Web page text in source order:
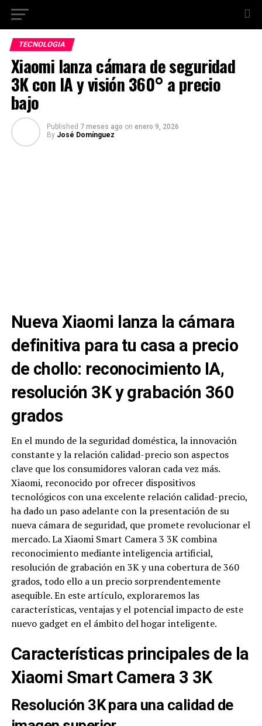
TECNOLOGIA
Xiaomi lanza cámara de seguridad
3K con IA y visión 360° a precio
bajo
Published 7 meses ago on enero 9, 2026
By José Domínguez
Nueva Xiaomi lanza la cámara
definitiva para tu casa a precio
de chollo: reconocimiento IA,
resolución 3K y grabación 360
grados
En el mundo de la seguridad doméstica, la innovación
constante y la relación calidad-precio son aspectos
clave que los consumidores valoran cada vez más.
Xiaomi, reconocido por ofrecer dispositivos
tecnológicos con una excelente relación calidad-precio,
ha dado un paso adelante con la presentación de su
nueva cámara de seguridad, que promete revolucionar el
mercado. La Xiaomi Smart Camera 3 3K combina
reconocimiento mediante inteligencia artificial,
resolución de grabación en 3K y una cobertura de 360
grados, todo ello a un precio sorprendentemente
asequible. En este artículo, exploraremos las
características, ventajas y el potencial impacto de este
nuevo gadget en el ámbito del hogar inteligente.
Características principales de la
Xiaomi Smart Camera 3 3K
Resolución 3K para una calidad de